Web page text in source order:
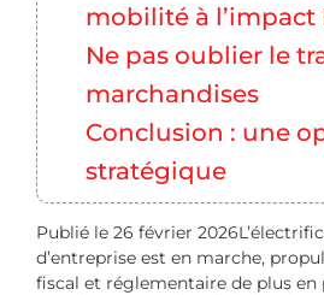
mobilité à l’impact
Ne pas oublier le
marchandises
Conclusion : une
stratégique
Publié le 26 février
d’entreprise est en marche,
fiscal et réglementaire de plus en